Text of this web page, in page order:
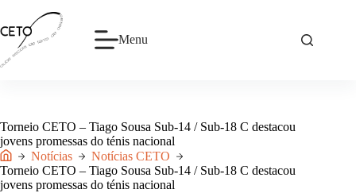
o
conteúdo
Menu
Torneio CETO – Tiago Sousa Sub-14 / Sub-18 C destacou
jovens promessas do ténis nacional
Início
Notícias
Notícias CETO
Torneio CETO – Tiago Sousa Sub-14 / Sub-18 C destacou
jovens promessas do ténis nacional